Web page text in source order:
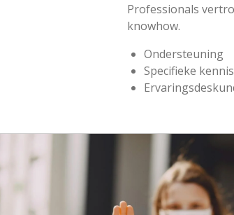
Professionals
knowhow.
Ondersteuning
Specifieke kennis